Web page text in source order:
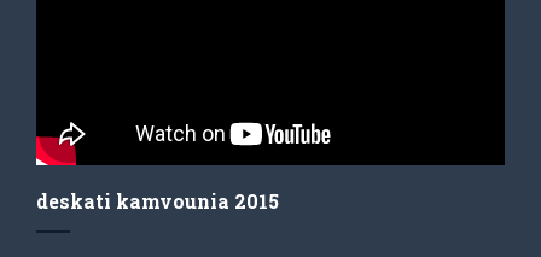
deskati kamvounia 2015